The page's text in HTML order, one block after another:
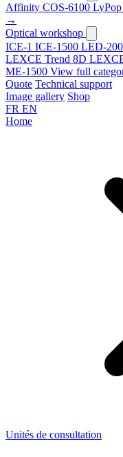
Affinity COS-6100 LyPop
→
Optical workshop
ICE-1 ICE-1500 LED-
LEXCE Trend 8D
ME-1500 View full
Quote Technical support
Image gallery Shop
FR EN
Home
Unités de consultation